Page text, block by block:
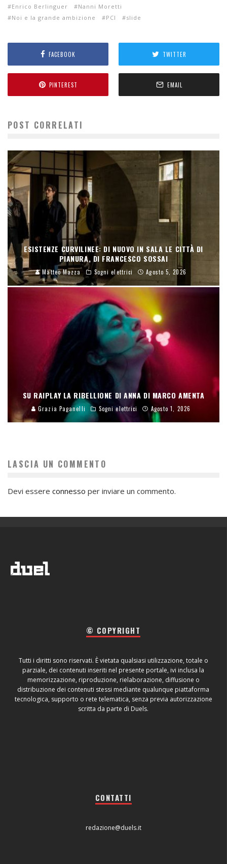
Enrico Berlinguer
Nanni Moretti
Noi e la grande ambizione
PCI slide
FACEBOOK TWITTER
PINTEREST EMAIL
POST CORRELATI
ESISTENZE CURVILINEE: DI NUOVO IN SALA LE CITTÀ DI
PIANURA, DI FRANCESCO SOSSAI
Matteo Mazza Sogni elettrici Agosto 5, 2026
SU RAIPLAY LA RIBELLIONE DI ANNA DI MARCO AMENTA
Grazia Paganelli Sogni elettrici Agosto 1, 2026
LASCIA UN COMMENTO
Devi essere connesso per inviare un commento.
© COPYRIGHT
Tutti i diritti sono riservati. È vietata qualsiasi utilizzazione, totale o
parziale, dei contenuti inseriti nel presente portale, ivi inclusa la
memorizzazione, riproduzione, rielaborazione, diffusione o
distribuzione dei contenuti stessi mediante qualunque piattaforma
tecnologica, supporto o rete telematica, senza previa autorizzazione
scritta da parte di Duels.
CONTATTI
redazione@duels.it